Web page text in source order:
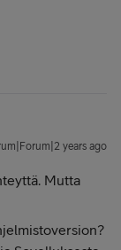
years ago
Mutta